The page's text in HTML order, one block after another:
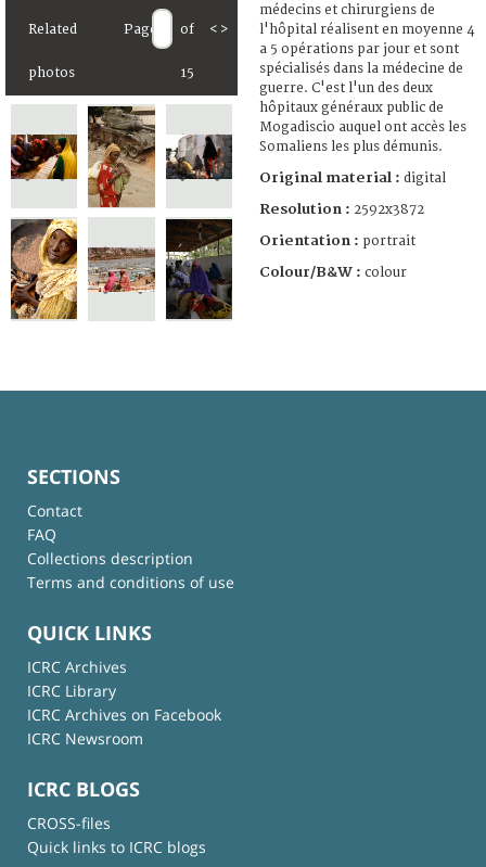
Related
photos
Page of
15
< >
médecins et chirurgiens de
l'hôpital réalisent en moyenne 4
a 5 opérations par jour et sont
spécialisés dans la médecine de
guerre. C'est l'un des deux
hôpitaux généraux public de
Mogadiscio auquel ont accès les
Somaliens les plus démunis.
Original material : digital
Resolution : 2592x3872
Orientation : portrait
Colour/B&W : colour
SECTIONS
Contact
FAQ
Collections description
Terms and conditions of use
QUICK LINKS
ICRC Archives
ICRC Library
ICRC Archives on Facebook
ICRC Newsroom
ICRC BLOGS
CROSS-files
Quick links to ICRC blogs